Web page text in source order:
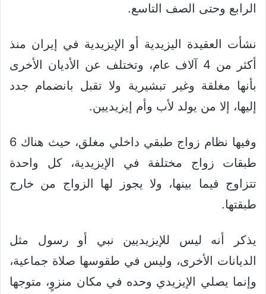
الرابع وحتى الصف التاسع.
نشأت العقيدة اليزيدية أو الإيزيدية في إيران منذ
أكثر من 4 آلاف عام، وتختلف عن الأديان الأخرى
بأنها مغلقة وغير تبشيرية ولا تقبل بانضمام جدد
إليها، إلا من يولد لأب وأم إيزيديين.
وفيها نظام زواج طبقي داخلي مغلق، حيث هناك 6
طبقات زواج مختلفة في الإيزيدية، كل واحدة
تتزاوج فيما بينها، ولا يجوز لها الزواج من خارج
طبقتها.
يذكر أنه ليس للإيزيديين نبي أو رسول مثل
الديانات الأخرى، وليس في طقوسها صلاة جماعية،
وإنما يصلي الإيزيدي وحده في مكان منزوٍ، متوجها